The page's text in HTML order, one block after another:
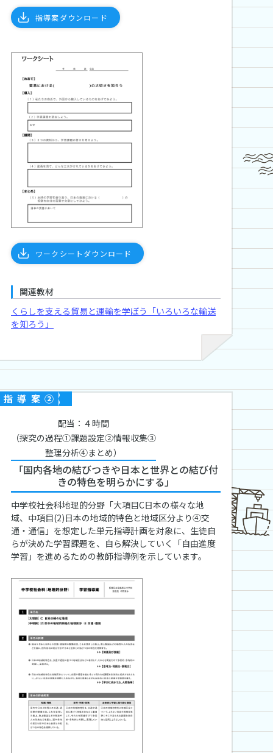
指導案ダウンロード
ワークシートダウンロード
関連教材
くらしを支える貿易と運輸を学ぼう「いろいろな輸送
を知ろう」
指導案②
配当：４時間
（探究の過程①課題設定②情報収集③
整理分析④まとめ）
「国内各地の結びつきや日本と世界との結び付
きの特色を明らかにする」
中学校社会科地理的分野「大項目C日本の様々な地
域、中項目(2)日本の地域的特色と地域区分より④交
通・通信」を想定した単元指導計画を対象に、生徒自
らが決めた学習課題を、自ら解決していく「自由進度
学習」を進めるための教師指導例を示しています。